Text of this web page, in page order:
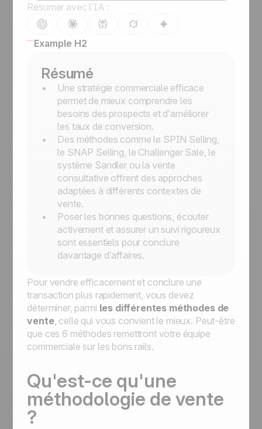
Résumer avec l’IA :
Example H2
Résumé
Une stratégie commerciale efficace
permet de mieux comprendre les
besoins des prospects et d’améliorer
les taux de conversion.
Des méthodes comme le SPIN Selling,
le SNAP Selling, le Challenger Sale, le
système Sandler ou la vente
consultative offrent des approches
adaptées à différents contextes de
vente.
Poser les bonnes questions, écouter
activement et assurer un suivi rigoureux
sont essentiels pour conclure
davantage d’affaires.
Pour vendre efficacement et conclure une
transaction plus rapidement, vous devez
déterminer, parmi les différentes méthodes de
vente, celle qui vous convient le mieux. Peut-être
que ces 6 méthodes remettront votre équipe
commerciale sur les bons rails.
Qu'est-ce qu'une
méthodologie de vente
?